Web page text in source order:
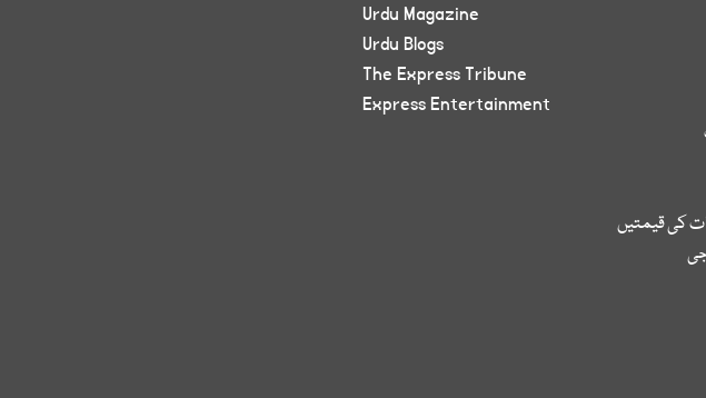
کی قیمتیں
Urdu Magazine
Urdu Blogs
The Express Tribune
Express Entertainment